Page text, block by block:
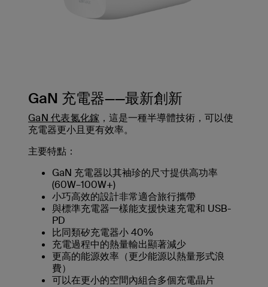
GaN 充電器——最新創新
GaN 代表氮化鎵 ，這是一種半導體技術，可以使
充電器更小且更有效率。
主要特點：
GaN 充電器以其袖珍的尺寸提供高功率
(60W–100W+)
小巧高效的設計非常適合旅行攜帶
與標準充電器一樣能支援快速充電和 USB-
PD
比同類矽充電器小 40%
充電過程中的熱量輸出顯著減少
更高的能源效率（更少能源以熱量形式浪
費）
可以在更小的空間內組合多個充電晶片